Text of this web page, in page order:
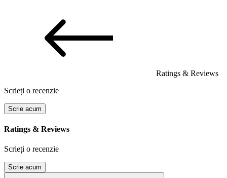
Ratings & Reviews
Scrieți o recenzie
Scrie acum
Ratings & Reviews
Scrieți o recenzie
Scrie acum